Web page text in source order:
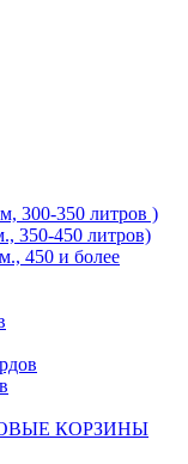
300-350 литров )
350-450 литров)
450 и более
КОРЗИНЫ